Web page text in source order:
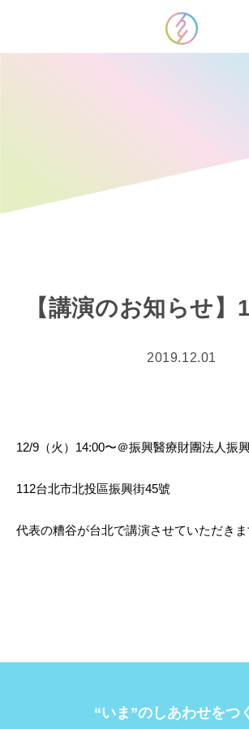
【講演のお知らせ】
2019.12.01
12/9（火）14:00〜＠振興醫療財團法人振
112台北市北投區振興街45號
代表の糟谷が台北で講演させていただきま
“いま”のしあわせをつ